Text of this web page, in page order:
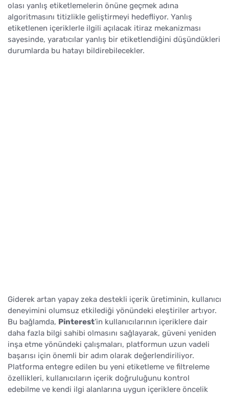
olası yanlış etiketlemelerin önüne geçmek adına
algoritmasını titizlikle geliştirmeyi hedefliyor. Yanlış
etiketlenen içeriklerle ilgili açılacak itiraz mekanizması
sayesinde, yaratıcılar yanlış bir etiketlendiğini düşündükleri
durumlarda bu hatayı bildirebilecekler.
Giderek artan yapay zeka destekli içerik üretiminin, kullanıcı
deneyimini olumsuz etkilediği yönündeki eleştiriler artıyor.
Bu bağlamda, Pinterest’in kullanıcılarının içeriklere dair
daha fazla bilgi sahibi olmasını sağlayarak, güveni yeniden
inşa etme yönündeki çalışmaları, platformun uzun vadeli
başarısı için önemli bir adım olarak değerlendiriliyor.
Platforma entegre edilen bu yeni etiketleme ve filtreleme
özellikleri, kullanıcıların içerik doğruluğunu kontrol
edebilme ve kendi ilgi alanlarına uygun içeriklere öncelik